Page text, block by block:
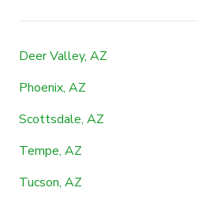
Deer Valley, AZ
Phoenix, AZ
Scottsdale, AZ
Tempe, AZ
Tucson, AZ